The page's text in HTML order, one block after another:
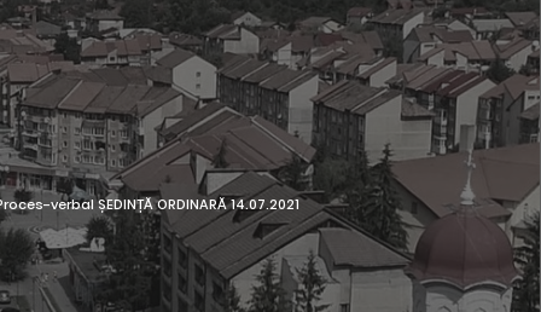
verbal ȘEDINȚĂ ORDINARĂ 14.07.2021